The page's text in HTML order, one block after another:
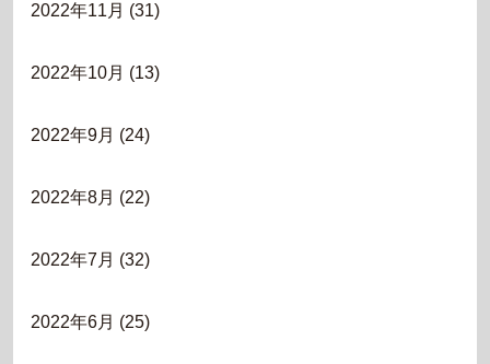
2022年11月 (31)
2022年10月 (13)
2022年9月 (24)
2022年8月 (22)
2022年7月 (32)
2022年6月 (25)